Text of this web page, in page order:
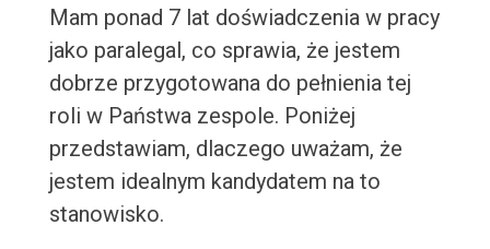
Mam ponad 7 lat doświadczenia w pracy
jako paralegal, co sprawia, że jestem
dobrze przygotowana do pełnienia tej
roli w Państwa zespole. Poniżej
przedstawiam, dlaczego uważam, że
jestem idealnym kandydatem na to
stanowisko.